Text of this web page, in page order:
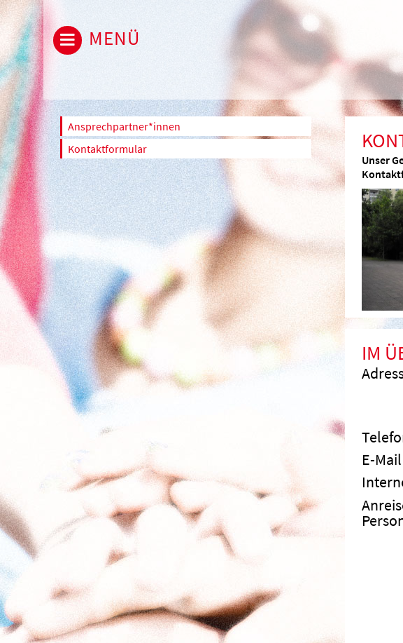
MENÜ
Ansprechpartner*innen
Kontaktformular
Unser
IM
E-Mail